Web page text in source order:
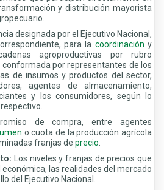
y distribución mayorista
designada por el Ejecutivo Nacional,
para la coordinación y
agroproductivas por rubro
conformada por representantes de los
de insumos y productos del sector,
agentes de almacenamiento,
y los consumidores, según lo
de compra, entre agentes
o cuota de la producción agrícola
franjas de precio
Los niveles y franjas de precios que
las realidades del mercado
del Ejecutivo Nacional.